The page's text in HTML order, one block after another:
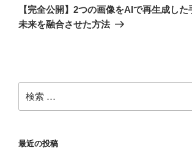
ー
シ
の
投
【完全公開】2つの画像をAIで再生成し
未来を融合させた方法
索:
最近の投稿